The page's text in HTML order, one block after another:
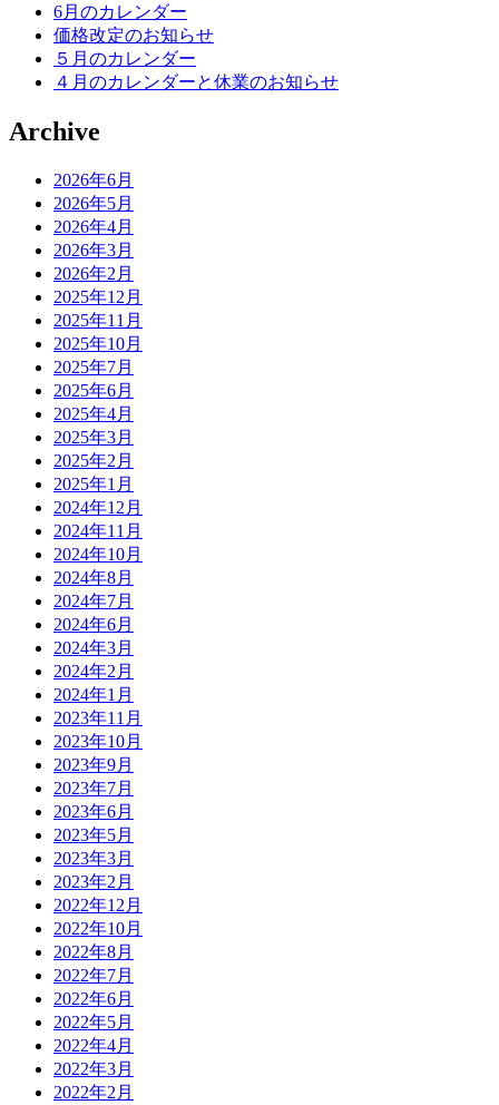
6月のカレンダー
価格改定のお知らせ
５月のカレンダー
４月のカレンダーと休業のお知らせ
Archive
2026年6月
2026年5月
2026年4月
2026年3月
2026年2月
2025年12月
2025年11月
2025年10月
2025年7月
2025年6月
2025年4月
2025年3月
2025年2月
2025年1月
2024年12月
2024年11月
2024年10月
2024年8月
2024年7月
2024年6月
2024年3月
2024年2月
2024年1月
2023年11月
2023年10月
2023年9月
2023年7月
2023年6月
2023年5月
2023年3月
2023年2月
2022年12月
2022年10月
2022年8月
2022年7月
2022年6月
2022年5月
2022年4月
2022年3月
2022年2月